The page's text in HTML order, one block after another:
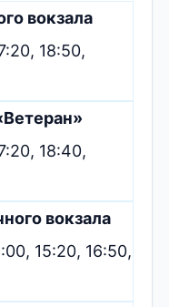
вокзала
18:50,
18:40,
вокзала
15:20, 16:50,